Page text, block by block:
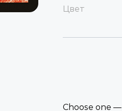
Цвет
Choose one —